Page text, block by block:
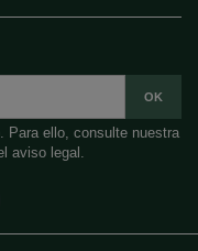
Para ello, consulte nuestra
aviso legal.